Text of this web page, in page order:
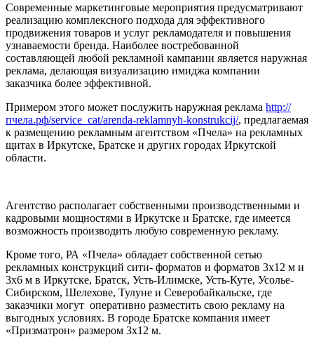
Современные маркетинговые мероприятия предусматривают
реализацию комплексного подхода для эффективного
продвижения товаров и услуг рекламодателя и повышения
узнаваемости бренда. Наиболее востребованной
составляющей любой рекламной кампании является наружная
реклама, делающая визуализацию имиджа компании
заказчика более эффективной.
Примером этого может послужить наружная реклама http://
пчела.рф/service_cat/arenda-reklamnyh-konstrukcij/, предлагаемая
к размещению рекламным агентством «Пчела» на рекламных
щитах в Иркутске, Братске и других городах Иркутской
области.
Агентство располагает собственными производственными и
кадровыми мощностями в Иркутске и Братске, где имеется
возможность производить любую современную рекламу.
Кроме того, РА «Пчела» обладает собственной сетью
рекламных конструкций сити- форматов и форматов 3х12 м и
3х6 м в Иркутске, Братск, Усть-Илимске, Усть-Куте, Усолье-
Сибирском, Шелехове, Тулуне и Северобайкальске, где
заказчики могут оперативно разместить свою рекламу на
выгодных условиях. В городе Братске компания имеет
«Призматрон» размером 3х12 м.